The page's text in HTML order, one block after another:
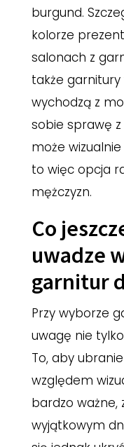
burgund.
kolorze
salonach z
także
wychodzą z
sobie sprawę
może
to więc opcja
mężczyzn.
Co
uwadze
garnitur
Przy wyborze
uwagę nie
To, aby
względem
bardzo ważne,
wyjątkowym